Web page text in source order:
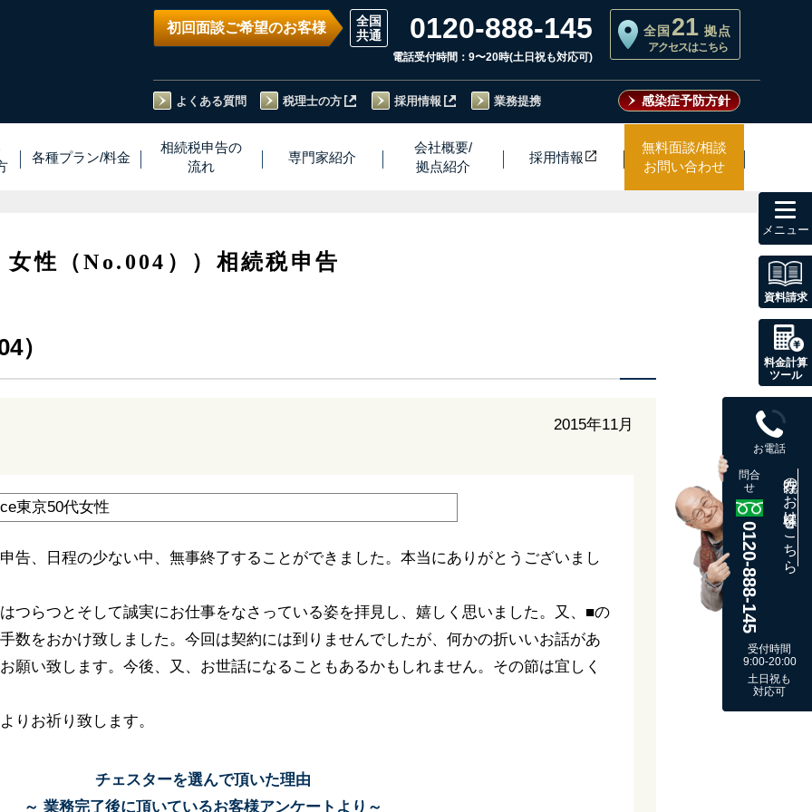
初回面談ご希望のお客様 0120-888-145
電話受付時間：9〜20時(土日祝も対応可)
全国 21 拠点
アクセスはこちら
よくある質問 税理士の方 採用情報 業務提携 感染症予防方針
各種プラン/料金
相続税申告の
流れ
専門家紹介
会社概要/
拠点紹介
採用情報
無料面談/相談
お問い合わせ
女性（No.004））相続税申告
）
2015年11月
告、日程の少ない中、無事終了することができました。本当にありがとうございまし
つらつとそして誠実にお仕事をなさっている姿を拝見し、嬉しく思いました。又、■の
数をおかけ致しました。今回は契約には到りませんでしたが、何かの折いいお話があ
願い致します。今後、又、お世話になることもあるかもしれません。その節は宜しく
りお祈り致します。
チェスターを選んで頂いた理由
～ 業務完了後に頂いているお客様アンケートより～
資料請求
料金計算
ツール
お電話
問合
せ
0120-888-145
既存のお客様はこちら
受付時間
9:00-20:00
土日祝も
対応可